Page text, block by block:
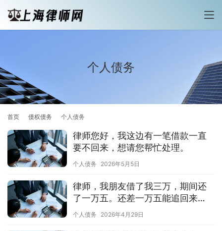
个人债务
首页 债权债务 个人债务
律师您好，我这边有一笔借款一直
要不回来，想请您帮忙处理。
个人债务 2026年5月5日
律师，我朋友借了我三万，期间还
了一万五。还差一万五能追回来
吗？
个人债务 2026年4月29日